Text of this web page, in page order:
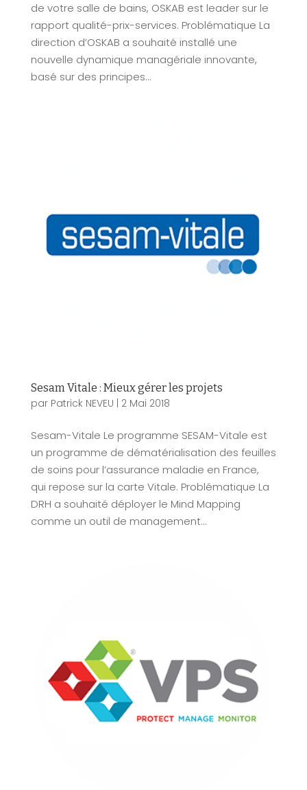
de votre salle de bains, OSKAB est leader sur le
rapport qualité-prix-services. Problématique La
direction d’OSKAB a souhaité installé une
nouvelle dynamique managériale innovante,
basé sur des principes...
Sesam Vitale : Mieux gérer les projets
par Patrick NEVEU | 2 Mai 2018
Sesam-Vitale Le programme SESAM-Vitale est
un programme de dématérialisation des feuilles
de soins pour l’assurance maladie en France,
qui repose sur la carte Vitale. Problématique La
DRH a souhaité déployer le Mind Mapping
comme un outil de management...